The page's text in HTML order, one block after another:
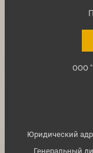
ООО
Юридический
Генеральный